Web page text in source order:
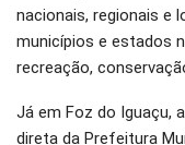
nacionais, regionais e
municípios e estados
recreação,
Já em Foz do Iguaçu,
direta da Prefeitura